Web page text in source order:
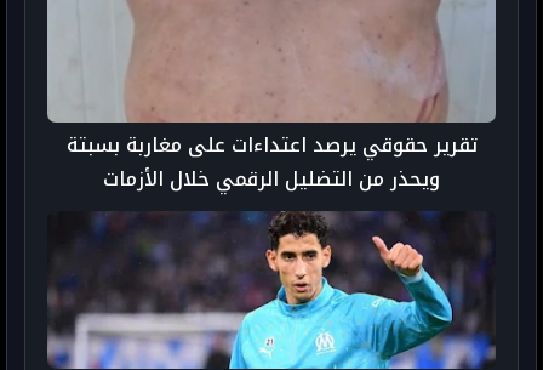
تقرير حقوقي يرصد اعتداءات على مغاربة بسبتة
ويحذر من التضليل الرقمي خلال الأزمات